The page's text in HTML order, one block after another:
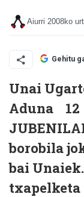
Aiurri 2008ko
Gehitu
Unai
Aduna 12
borobila
bai
txapelketa